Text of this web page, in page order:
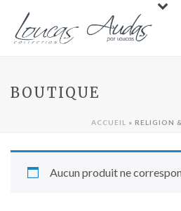
BOUTIQUE
ACCUEIL » RELIGION
Aucun produit ne